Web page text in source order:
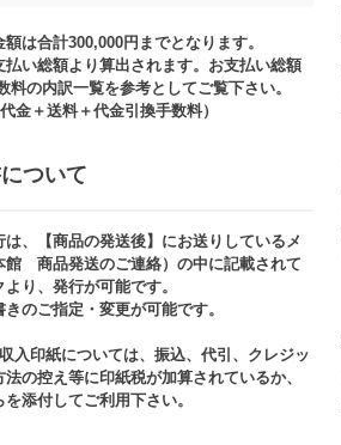
は合計300,000円までとなります。
い総額より算出されます。お支払い総額
料の内訳一覧を参考としてご覧下さい。​
金＋送料＋代金引換手数料）​
ついて​
、【商品の発送後】にお送りしているメ
館 商品発送のご連絡）の中に記載されて
り、発行が可能です。
のご指定・変更が可能です。​​
入印紙については、振込、代引、クレジッ
法の控え等に印紙税が加算されているか、
添付してご利用下さい。